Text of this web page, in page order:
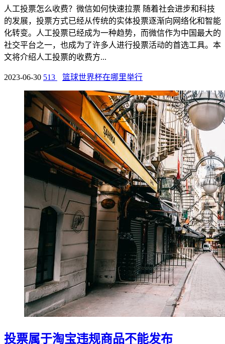
人工投票怎么收费？微信如何快速拉票 随着社会进步和科技
的发展，投票方式已经从传统的实体投票逐渐向网络化和智能
化转变。人工投票已经成为一种趋势，而微信作为中国最大的
社交平台之一，也成为了许多人进行投票活动的首选工具。本
文将介绍人工投票的收费方...
2023-06-30 513 篮球世界杯在哪里举行
投票属于淘宝违规商品不能发布